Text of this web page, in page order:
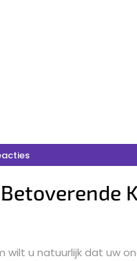
u natuurlijk dat uw